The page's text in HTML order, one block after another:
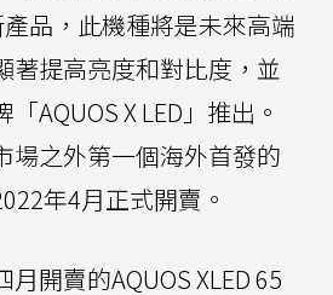
品，此機種將是未來高端
著提高亮度和對比度，並
AQUOS X LED」推出。
場之外第一個海外首發的
年4月正式開賣。
開賣的AQUOS XLED 65